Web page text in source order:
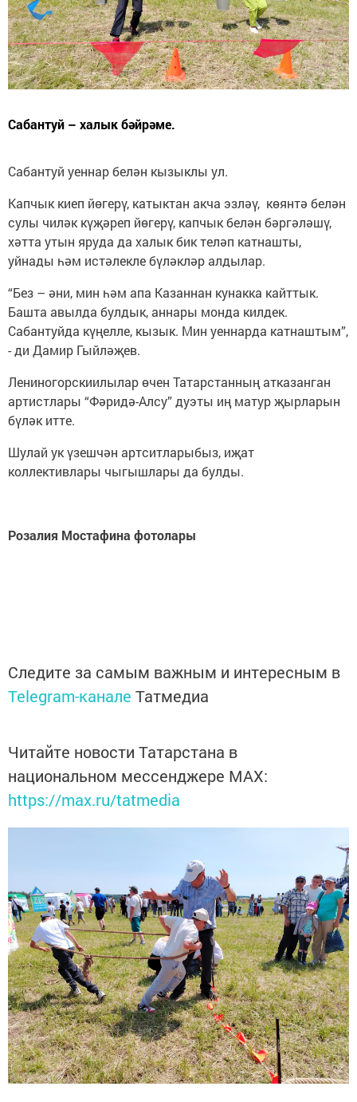
Сабантуй – халык бәйрәме.
Сабантуй уеннар белән кызыклы ул.
Капчык киеп йөгерү, катыктан акча эзләү, көянтә белән
сулы чиләк күҗәреп йөгерү, капчык белән бәргәләшү,
хәтта утын яруда да халык бик теләп катнашты,
уйнады һәм истәлекле бүләкләр алдылар.
“Без – әни, мин һәм апа Казаннан кунакка кайттык.
Башта авылда булдык, аннары монда килдек.
Сабантуйда күңелле, кызык. Мин уеннарда катнаштым”,
- ди Дамир Гыйләҗев.
Лениногорскиилылар өчен Татарстанның атказанган
артистлары “Фәридә-Алсу” дуэты иң матур җырларын
бүләк итте.
Шулай ук үзешчән артситларыбыз, иҗат
коллективлары чыгышлары да булды.
Розалия Мостафина фотолары
Следите за самым важным и интересным в
Telegram-канале Татмедиа
Читайте новости Татарстана в
национальном мессенджере MАХ:
https://max.ru/tatmedia